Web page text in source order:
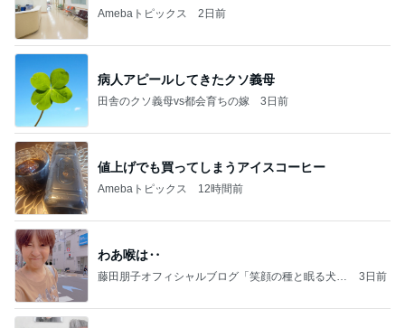
Amebaトピックス 2日前
病人アピールしてきたクソ義母
田舎のクソ義母vs都会育ちの嫁 3日前
値上げでも買ってしまうアイスコーヒー
Amebaトピックス 12時間前
わあ喉は‥
藤田朋子オフィシャルブログ「笑顔の種と眠る犬」
3日前